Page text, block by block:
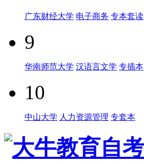
广东财经大学 电子商务 专本套读
9
华南师范大学 汉语言文学 专插本
10
中山大学 人力资源管理 专套本